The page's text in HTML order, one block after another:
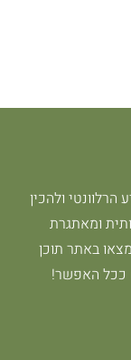
ולהכין
ומאתגרת
באתר תוכן
ככל האפשר!